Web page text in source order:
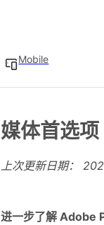
Mobile
媒体首选项
上次更新日期：
进一步了解 Adobe